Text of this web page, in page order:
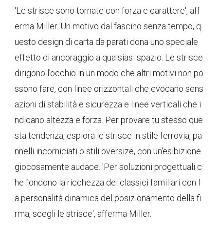
'Le strisce sono tornate con forza e carattere', aff
erma Miller. Un motivo dal fascino senza tempo, q
uesto design di carta da parati dona uno speciale
effetto di ancoraggio a qualsiasi spazio. Le strisce
dirigono l'occhio in un modo che altri motivi non po
ssono fare, con linee orizzontali che evocano sens
azioni di stabilità e sicurezza e linee verticali che i
ndicano altezza e forza. Per provare tu stesso que
sta tendenza, esplora le strisce in stile ferrovia, pa
nnelli incorniciati o stili oversize, con un'esibizione
giocosamente audace. 'Per soluzioni progettuali c
he fondono la ricchezza dei classici familiari con l
a personalità dinamica del posizionamento della fi
rma, scegli le strisce', afferma Miller.